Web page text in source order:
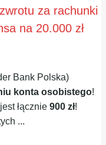
za rachunki
na 20.000 zł
Bank Polska)
konta osobistego!
łącznie900 zł!
...